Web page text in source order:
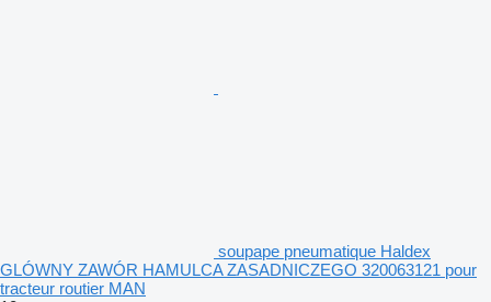
soupape pneumatique Haldex
GLÓWNY ZAWÓR HAMULCA ZASADNICZEGO 320063121 pour
tracteur routier MAN